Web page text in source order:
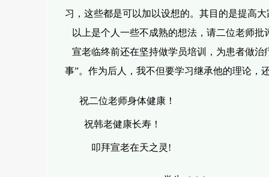
习，这些都是可以加以设想的。其目的是提高大
以上是个人一些不成熟的想法，请二位老师批
宣老临终前还在坚持做学员培训，为患者做治
事”。作为后人，我不但要学习继承他的理论，
祝二位老师身体健康！
祝韩老健康长寿！
叩拜宣老在天之灵!